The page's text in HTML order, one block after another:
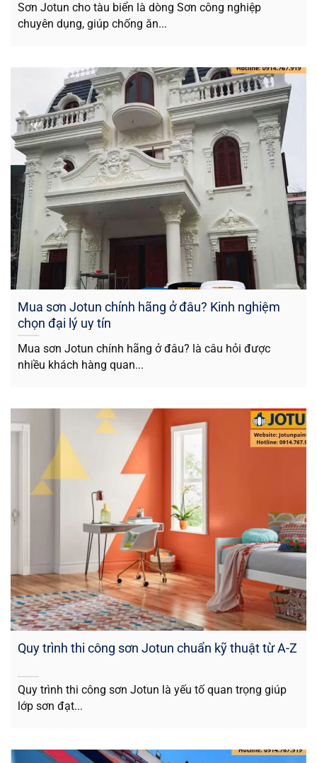
Sơn Jotun cho tàu biển là dòng Sơn công nghiệp
chuyên dụng, giúp chống ăn...
Mua sơn Jotun chính hãng ở đâu? Kinh nghiệm
chọn đại lý uy tín
Mua sơn Jotun chính hãng ở đâu? là câu hỏi được
nhiều khách hàng quan...
Quy trình thi công sơn Jotun chuẩn kỹ thuật từ A-Z
Quy trình thi công sơn Jotun là yếu tố quan trọng giúp
lớp sơn đạt...